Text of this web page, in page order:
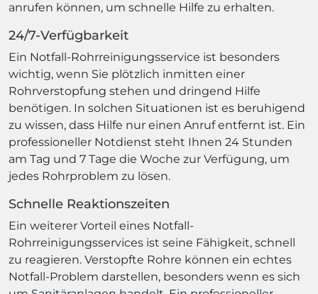
anrufen können, um schnelle Hilfe zu erhalten.
24/7-Verfügbarkeit
Ein Notfall-Rohrreinigungsservice ist besonders
wichtig, wenn Sie plötzlich inmitten einer
Rohrverstopfung stehen und dringend Hilfe
benötigen. In solchen Situationen ist es beruhigend
zu wissen, dass Hilfe nur einen Anruf entfernt ist. Ein
professioneller Notdienst steht Ihnen 24 Stunden
am Tag und 7 Tage die Woche zur Verfügung, um
jedes Rohrproblem zu lösen.
Schnelle Reaktionszeiten
Ein weiterer Vorteil eines Notfall-
Rohrreinigungsservices ist seine Fähigkeit, schnell
zu reagieren. Verstopfte Rohre können ein echtes
Notfall-Problem darstellen, besonders wenn es sich